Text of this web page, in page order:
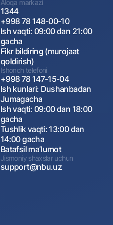
Aloqa markazi
1344
+998 78 148-00-10
Ish vaqti: 09:00 dan 21:00
gacha
Fikr bildiring (murojaat
qoldirish)
Ishonch telefoni
+998 78 147-15-04
Ish kunlari: Dushanbadan
Jumagacha
Ish vaqti: 09:00 dan 18:00
gacha
Tushlik vaqti: 13:00 dan
14:00 gacha
Batafsil maʼlumot
Jismoniy shaxslar uchun
support@nbu.uz